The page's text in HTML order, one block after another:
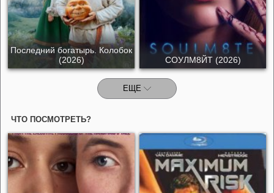
Последний богатырь. Колобок
(2026)
СОУЛМ8ЙТ (2026)
ЕЩЕ
ЧТО ПОСМОТРЕТЬ?